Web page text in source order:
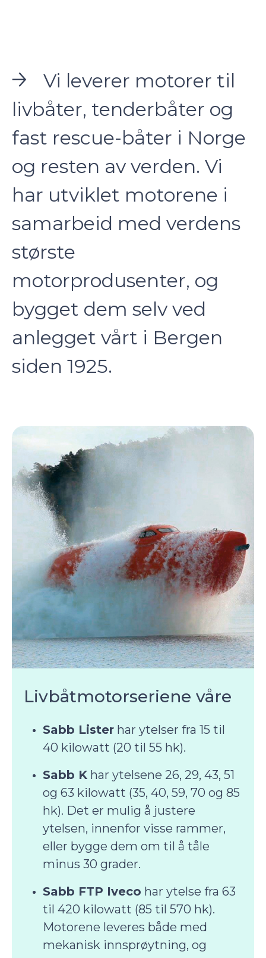
Vi leverer motorer til
livbåter, tenderbåter og
fast rescue-båter i Norge
og resten av verden. Vi
har utviklet motorene i
samarbeid med verdens
største
motorprodusenter, og
bygget dem selv ved
anlegget vårt i Bergen
siden 1925.
Livbåtmotorseriene våre
Sabb Lister har ytelser fra 15 til
40 kilowatt (20 til 55 hk).
Sabb K har ytelsene 26, 29, 43, 51
og 63 kilowatt (35, 40, 59, 70 og 85
hk). Det er mulig å justere
ytelsen, innenfor visse rammer,
eller bygge dem om til å tåle
minus 30 grader.
Sabb FTP Iveco har ytelse fra 63
til 420 kilowatt (85 til 570 hk).
Motorene leveres både med
mekanisk innsprøytning, og